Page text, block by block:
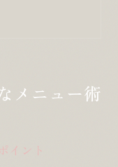
わせ術
イドメニュー
の工夫
メニュー術
イント